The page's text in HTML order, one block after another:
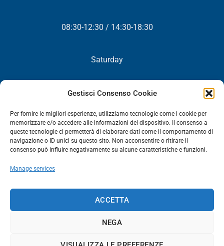
Gestisci Consenso Cookie
Per fornire le migliori esperienze, utilizziamo tecnologie come i cookie per
memorizzare e/o accedere alle informazioni del dispositivo. Il consenso a
queste tecnologie ci permetterà di elaborare dati come il comportamento di
navigazione o ID unici su questo sito. Non acconsentire o ritirare il
consenso può influire negativamente su alcune caratteristiche e funzioni.
Manage services
ACCETTA
NEGA
08:30-12:30 / 14:30-18:30
Saturday
Closed
NEWSLETTER
NEWSLETTER